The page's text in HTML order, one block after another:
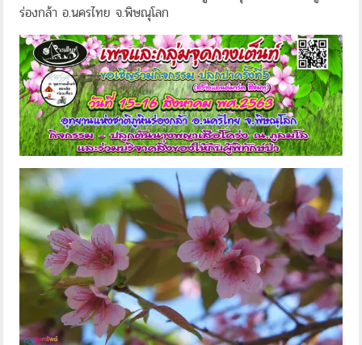
ร่องกล้า อ.นครไทย จ.พิษณุโลก